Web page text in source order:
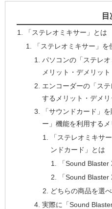
目
「ステレオミキサー」とは
「ステレオミキサー」
パソコンの「ステレ
メリット・デメリット
エンコーダーの「ス
するメリット・デメリ
「サウンドカード」
ー」機能を利用する
「ステレオミキサ
ンドカード」とは
「Sound
「Sound Blaster
どちらの商品を選
実際に「Sound